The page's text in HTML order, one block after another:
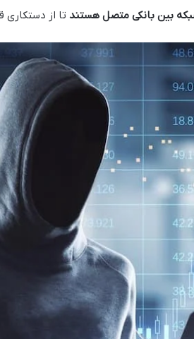
بین بانکی متصل هستند تا از